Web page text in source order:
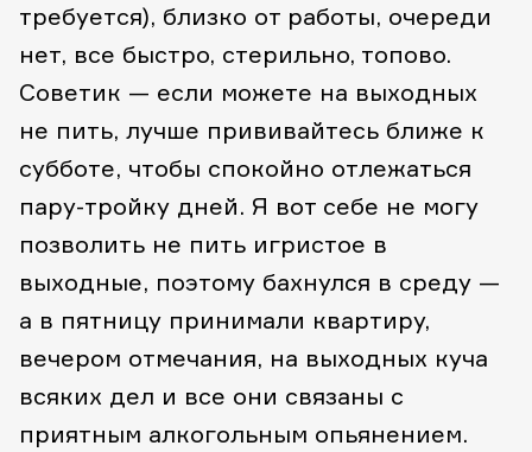
требуется), близко от работы, очереди
нет, все быстро, стерильно, топово.
Советик — если можете на выходных
не пить, лучше прививайтесь ближе к
субботе, чтобы спокойно отлежаться
пару-тройку дней. Я вот себе не могу
позволить не пить игристое в
выходные, поэтому бахнулся в среду —
а в пятницу принимали квартиру,
вечером отмечания, на выходных куча
всяких дел и все они связаны с
приятным алкогольным опьянением.